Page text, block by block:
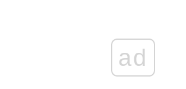
ad